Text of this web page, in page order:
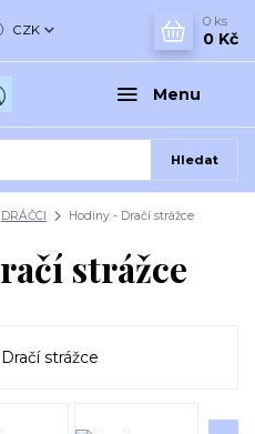
Menu
CZK
Hledat
0 ks
0 Kč
DRÁČCI Hodiny - Dračí strážce
strážce